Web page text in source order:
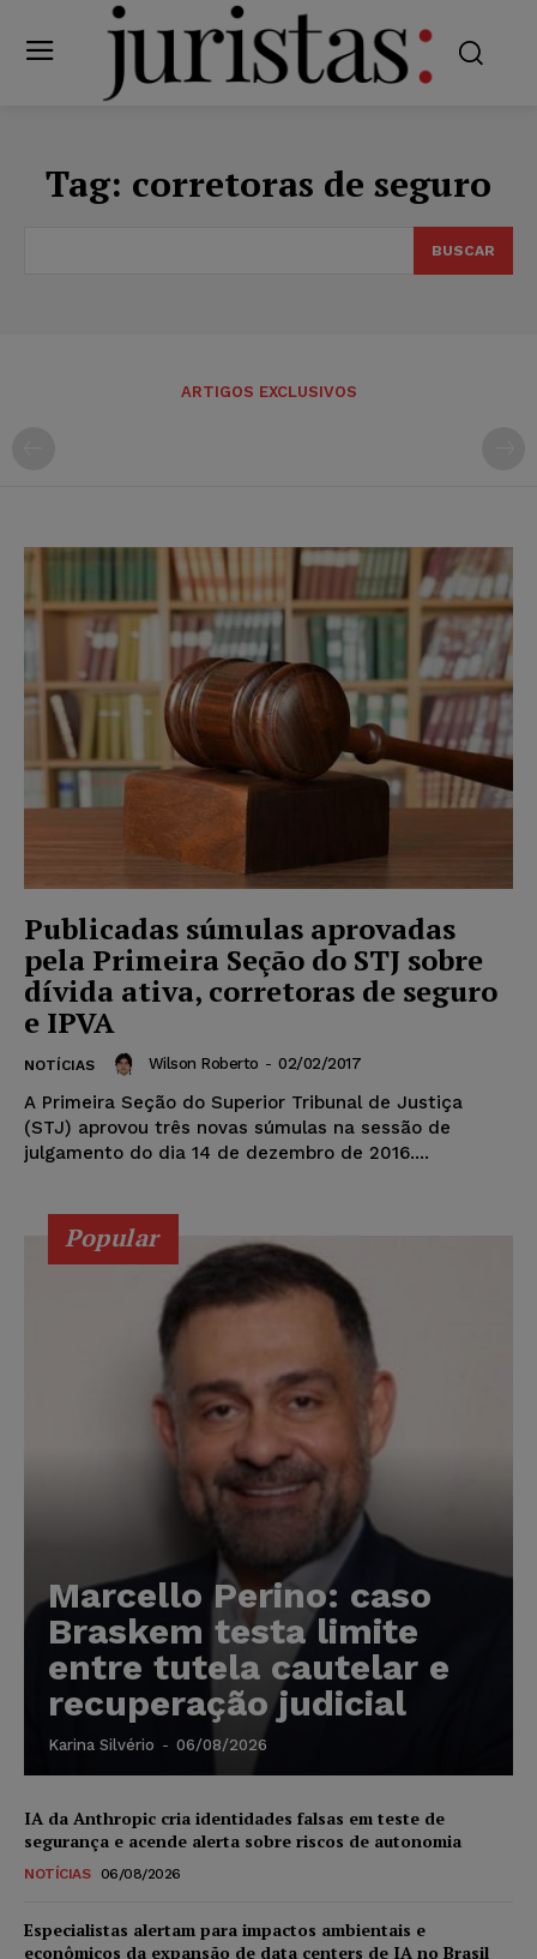
Tag: corretoras de seguro
BUSCAR
ARTIGOS EXCLUSIVOS
Publicadas súmulas aprovadas
pela Primeira Seção do STJ sobre
dívida ativa, corretoras de seguro
e IPVA
NOTÍCIAS Wilson Roberto - 02/02/2017
A Primeira Seção do Superior Tribunal de Justiça
(STJ) aprovou três novas súmulas na sessão de
julgamento do dia 14 de dezembro de 2016....
Popular
Marcello Perino: caso
Braskem testa limite
entre tutela cautelar e
recuperação judicial
Karina Silvério - 06/08/2026
IA da Anthropic cria identidades falsas em teste de
segurança e acende alerta sobre riscos de autonomia
NOTÍCIAS 06/08/2026
Especialistas alertam para impactos ambientais e
econômicos da expansão de data centers de IA no Brasil